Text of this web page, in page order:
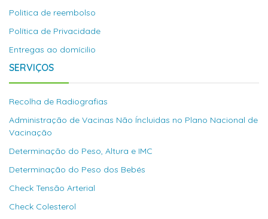
Politica de reembolso
Política de Privacidade
Entregas ao domícilio
SERVIÇOS
Recolha de Radiografias
Administração de Vacinas Não Íncluidas no Plano Nacional de
Vacinação
Determinação do Peso, Altura e IMC
Determinação do Peso dos Bebés
Check Tensão Arterial
Check Colesterol